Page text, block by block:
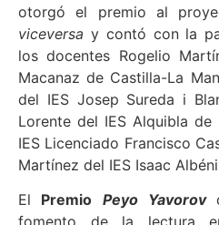
otorgó el premio al
viceversa y contó con la
los docentes Rogelio
Macanaz de Castilla-La
del IES Josep Sureda i
Lorente del IES Alquibla de
IES Licenciado Francisco
Martínez del IES Isaac
El Premio Peyo Yavorov